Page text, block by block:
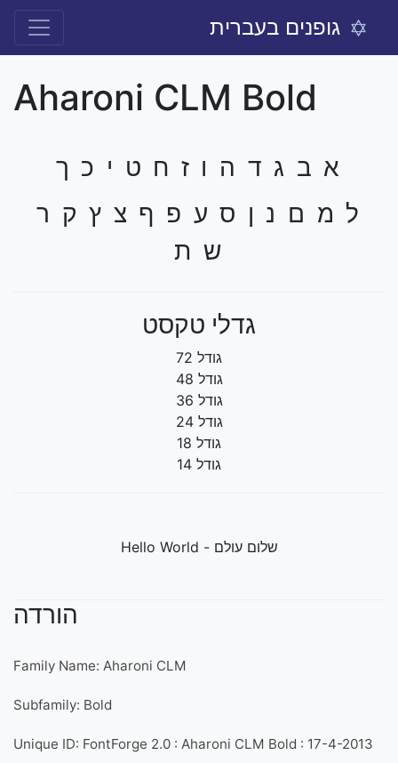
גופנים בעברית
Aharoni CLM Bold
א ב ג ד ה ו ז ח ט י כ ך
ל מ ם נ ן ס ע פ ף צ ץ ק ר
ש ת
גדלי טקסט
גודל 72
גודל 48
גודל 36
גודל 24
גודל 18
גודל 14
שלום עולם - Hello World
הורדה
Family Name: Aharoni CLM
Subfamily: Bold
Unique ID: FontForge 2.0 : Aharoni CLM Bold : 17-4-2013